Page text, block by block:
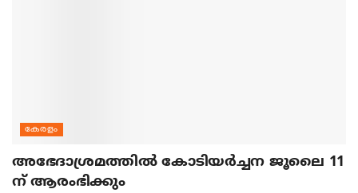
കേരളം
അഭേദാശ്രമത്തില്‍ കോടിയര്‍ച്ചന ജൂലൈ 11
ന് ആരംഭിക്കും